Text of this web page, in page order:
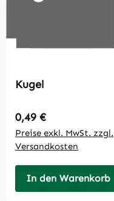
Kugel
Regulärer Preis:
0,49 €
Preise exkl. MwSt. zzgl.
Versandkosten
In den Warenkorb